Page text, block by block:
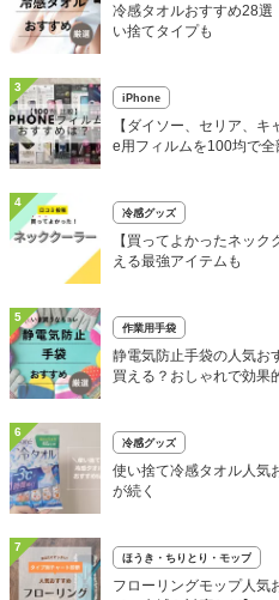
冷感タオルおすすめ28選
い捨てタイプも
3
iPhone
【ダイソー、セリア、
e用フィルムを100均で全
4
冷感グッズ
【買ってよかったネッ
える最強アイテムも
5
作業用手袋
静電気防止手袋の人気お
買える？おしゃれで効果
6
冷感グッズ
使い捨て冷感タオル人気
が続く
7
ほうき・ちりとり・モップ
フローリングモップ人気